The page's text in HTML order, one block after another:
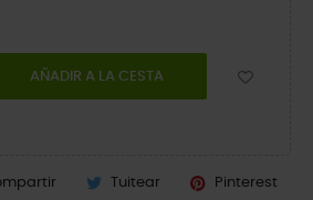
AÑADIR A LA CESTA
Tuitear Pinterest